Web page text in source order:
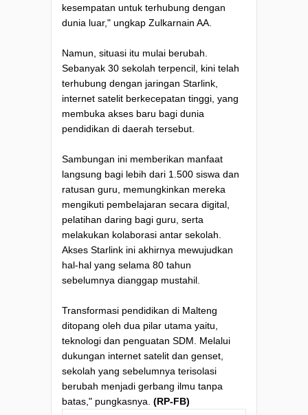
kesempatan untuk terhubung dengan
dunia luar," ungkap Zulkarnain AA.
Namun, situasi itu mulai berubah.
Sebanyak 30 sekolah terpencil, kini telah
terhubung dengan jaringan Starlink,
internet satelit berkecepatan tinggi, yang
membuka akses baru bagi dunia
pendidikan di daerah tersebut.
Sambungan ini memberikan manfaat
langsung bagi lebih dari 1.500 siswa dan
ratusan guru, memungkinkan mereka
mengikuti pembelajaran secara digital,
pelatihan daring bagi guru, serta
melakukan kolaborasi antar sekolah.
Akses Starlink ini akhirnya mewujudkan
hal-hal yang selama 80 tahun
sebelumnya dianggap mustahil.
Transformasi pendidikan di Malteng
ditopang oleh dua pilar utama yaitu,
teknologi dan penguatan SDM. Melalui
dukungan internet satelit dan genset,
sekolah yang sebelumnya terisolasi
berubah menjadi gerbang ilmu tanpa
batas," pungkasnya. (RP-FB)